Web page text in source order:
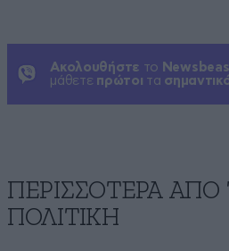
Ακολουθήστε το
μάθετε πρώτοι τα
ΠΕΡΙΣΣΟΤΕΡΑ
ΠΟΛΙΤΙΚΗ